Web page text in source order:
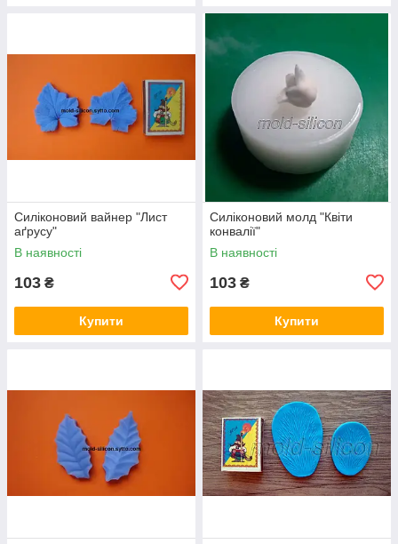
Силіконовий вайнер "Лист
аґрусу"
В наявності
103 ₴
Купити
Силіконовий молд "Квіти
конвалії"
В наявності
103 ₴
Купити